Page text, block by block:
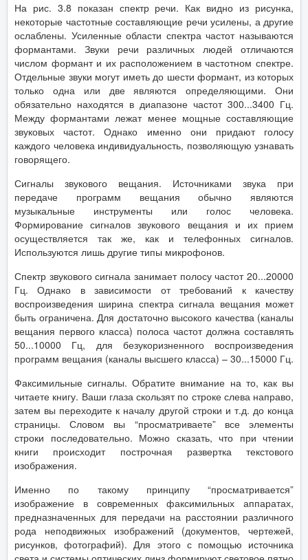
На рис. 3.8 показан спектр речи. Как видно из рисунка,
некоторые частотные составляющие речи усилены, а другие
ослаблены. Усиленные области спектра частот называются
формантами. Звуки речи различных людей отличаются
числом формант и их расположением в частотном спектре.
Отдельные звуки могут иметь до шести формант, из которых
только одна или две являются определяющими. Они
обязательно находятся в диапазоне частот 300...3400 Гц.
Между формантами лежат менее мощные составляющие
звуковых частот. Однако именно они придают голосу
каждого человека индивидуальность, позволяющую узнавать
говорящего.
Сигналы звукового вещания. Источниками звука при
передаче программ вещания обычно являются
музыкальные инструменты или голос человека.
Формирование сигналов звукового вещания и их прием
осуществляется так же, как и телефонных сигналов.
Используются лишь другие типы микрофонов.
Спектр звукового сигнала занимает полосу частот 20...20000
Гц. Однако в зависимости от требований к качеству
воспроизведения ширина спектра сигнала вещания может
быть ограничена. Для достаточно высокого качества (каналы
вещания первого класса) полоса частот должна составлять
50...10000 Гц, для безукоризненного воспроизведения
программ вещания (каналы высшего класса) – 30...15000 Гц.
Факсимильные сигналы. Обратите внимание на то, как вы
читаете книгу. Ваши глаза скользят по строке слева направо,
затем вы переходите к началу другой строки и т.д. до конца
страницы. Словом вы “просматриваете” все элементы
строки последовательно. Можно сказать, что при чтении
книги происходит построчная развертка текстового
изображения.
Именно по такому принципу “просматривается”
изображение в современных факсимильных аппаратах,
предназначенных для передачи на расстоянии различного
рода неподвижных изображений (документов, чертежей,
рисунков, фотографий). Для этого с помощью источника